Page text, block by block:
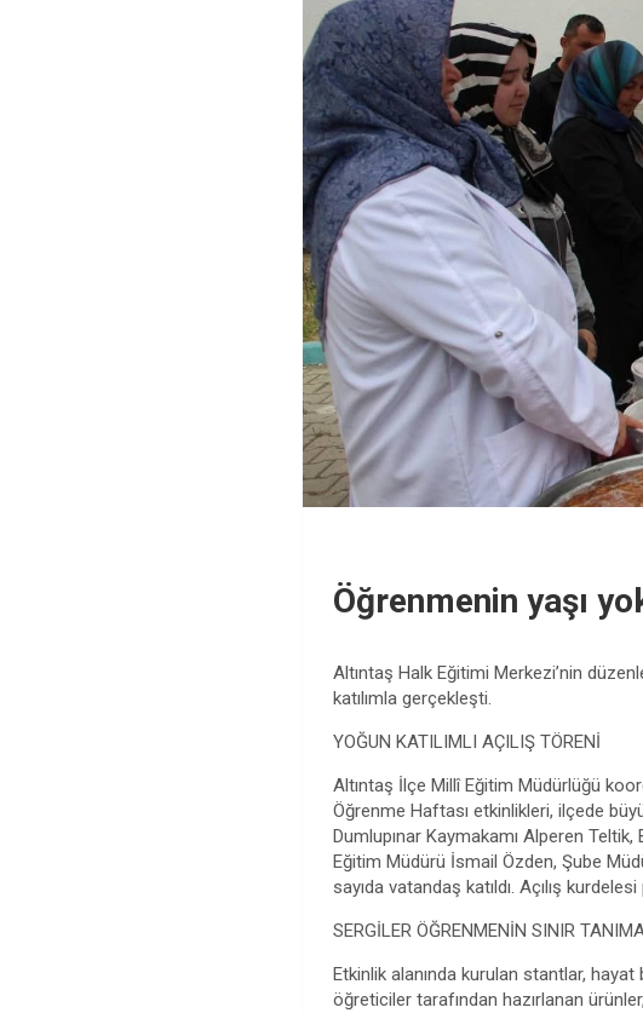
Öğrenmenin yaşı
Altıntaş Halk Eğitimi Merkezi’nin
katılımla gerçekleşti.
YOĞUN KATILIMLI AÇILIŞ TÖRENİ
Altıntaş İlçe Millî Eğitim Müdürlüğü
Öğrenme Haftası etkinlikleri, ilçede
Dumlupınar Kaymakamı Alperen
Eğitim Müdürü İsmail Özden, Şube
sayıda vatandaş katıldı. Açılış
SERGİLER ÖĞRENMENİN SINIR
Etkinlik alanında kurulan stantlar,
öğreticiler tarafından hazırlanan